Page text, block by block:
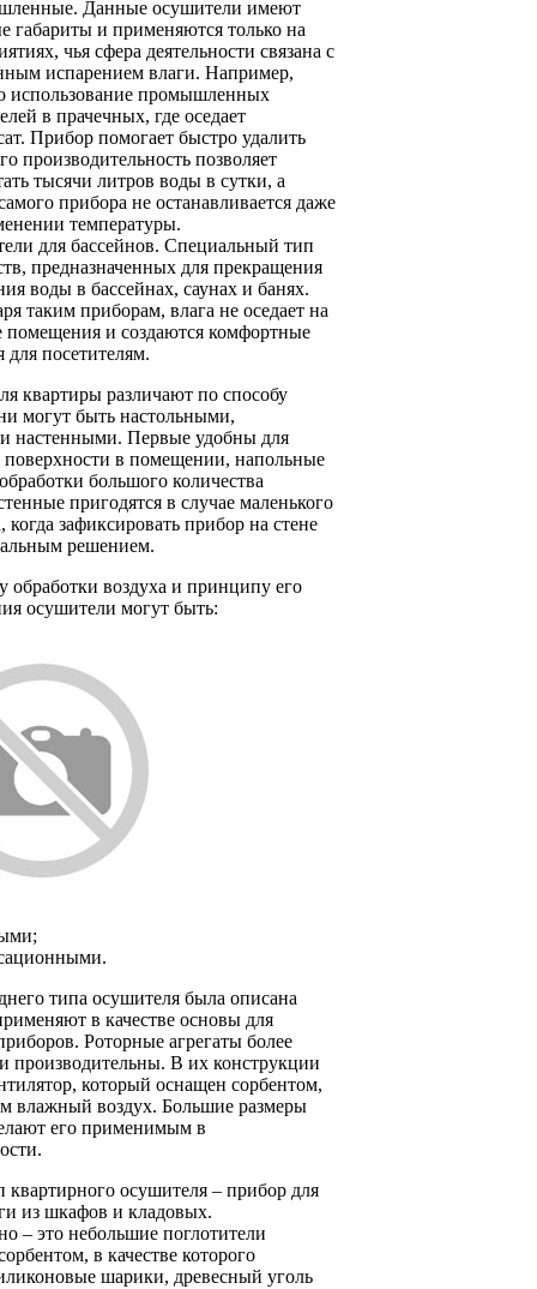
Данные осушители имеют
габариты и применяются только на
чья сфера деятельности связана с
испарением влаги. Например,
использование промышленных
в прачечных, где оседает
Прибор помогает быстро удалить
производительность позволяет
тысячи литров воды в сутки, а
прибора не останавливается даже
температуры.
для бассейнов. Специальный тип
предназначенных для прекращения
воды в бассейнах, саунах и банях.
таким приборам, влага не оседает на
помещения и создаются комфортные
для посетителям.
квартиры различают по способу
могут быть настольными,
настенными. Первые удобны для
поверхности в помещении, напольные
большого количества
пригодятся в случае маленького
когда зафиксировать прибор на стене
решением.
обработки воздуха и принципу его
осушители могут быть:
типа осушителя была описана
в качестве основы для
Роторные агрегаты более
производительны. В их конструкции
который оснащен сорбентом,
влажный воздух. Большие размеры
его применимым в
осушителя – прибор для
из шкафов и кладовых.
– это небольшие поглотители
в качестве которого
шарики, древесный уголь